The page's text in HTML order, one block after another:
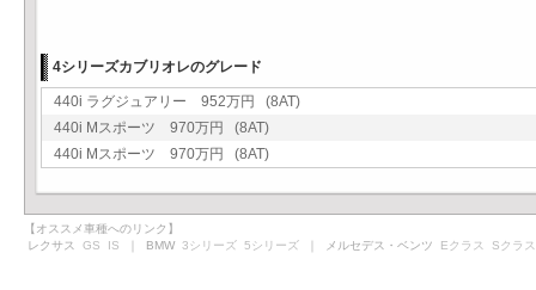
4シリーズカブリオレのグレード
440i ラグジュアリー 952万円 (8AT)
440i Mスポーツ 970万円 (8AT)
440i Mスポーツ 970万円 (8AT)
【オススメ車種へのリンク】
レクサス GS IS ｜ BMW 3シリーズ 5シリーズ ｜ メルセデス・ベンツ Eクラス Sクラス